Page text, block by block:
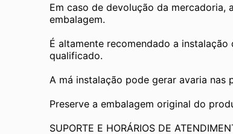
Em caso de devolução da mercadoria,
embalagem.
É altamente recomendado a
qualificado.
A má instalação pode gerar avaria nas
Preserve a embalagem original do
SUPORTE E HORÁRIOS DE